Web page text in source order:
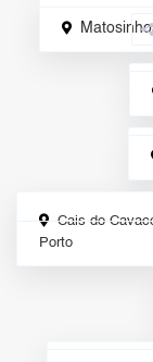
Cais do
Porto